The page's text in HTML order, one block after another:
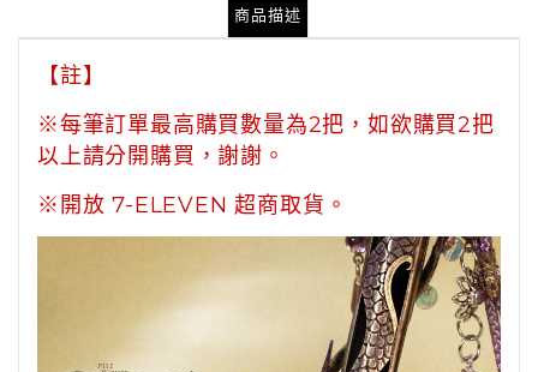
商品描述
【註】
※每筆訂單最高購買數量為2把，如欲購買2把
以上請分開購買，謝謝。
※開放 7-ELEVEN 超商取貨。